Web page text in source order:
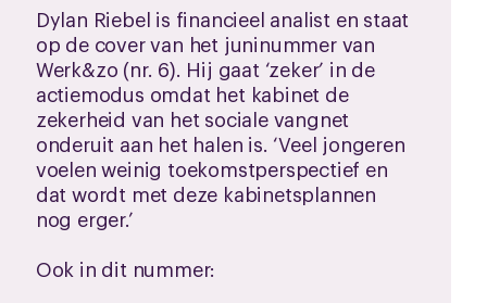
Dylan Riebel is financieel analist en staat
op de cover van het juninummer van
Werk&zo (nr. 6). Hij gaat ‘zeker’ in de
actiemodus omdat het kabinet de
zekerheid van het sociale vangnet
onderuit aan het halen is. ‘Veel jongeren
voelen weinig toekomstperspectief en
dat wordt met deze kabinetsplannen
nog erger.’
Ook in dit nummer: